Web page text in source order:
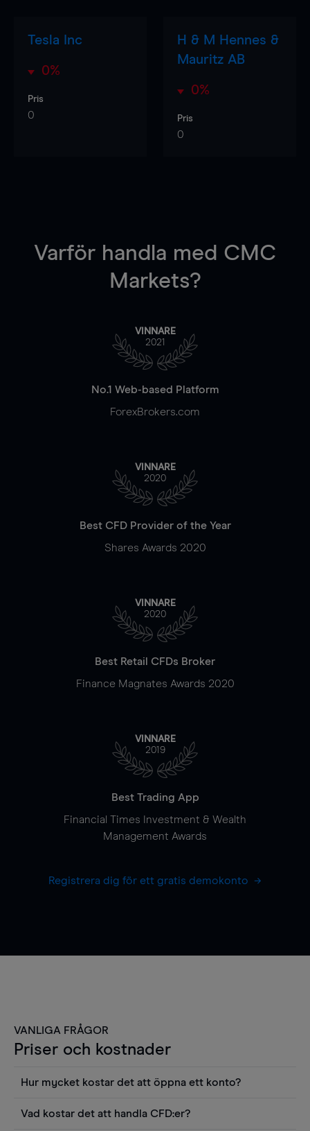
Tesla Inc
0%
Pris
0
H & M Hennes &
Mauritz AB
0%
Pris
0
Varför handla med CMC
Markets?
VINNARE
2021
No.1 Web-based Platform
ForexBrokers.com
VINNARE
2020
Best CFD Provider of the Year
Shares Awards 2020
VINNARE
2020
Best Retail CFDs Broker
Finance Magnates Awards 2020
VINNARE
2019
Best Trading App
Financial Times Investment & Wealth
Management Awards
Registrera dig för ett gratis demokonto
VANLIGA FRÅGOR
Priser och kostnader
Hur mycket kostar det att öppna ett konto?
Vad kostar det att handla CFD:er?